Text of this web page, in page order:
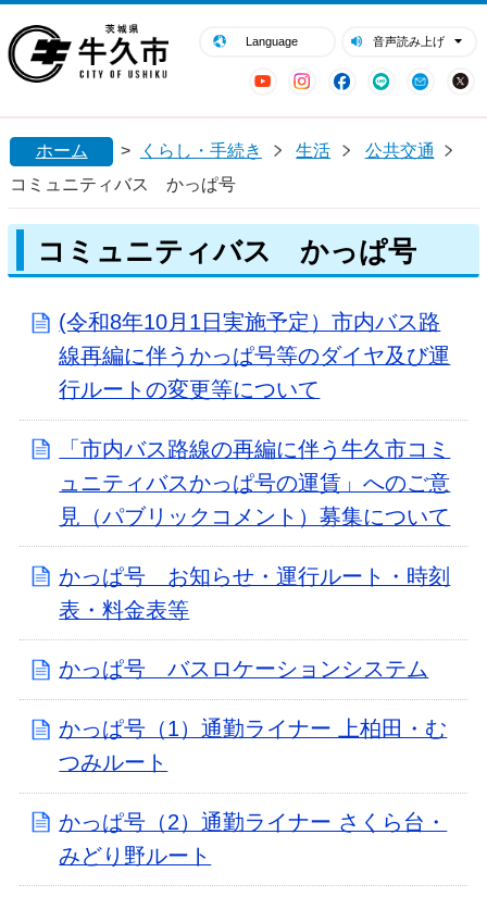
Language 音声読み上げ
YouTubeInstagram
Facebook
LINE Mail
閉じる
ホーム > くらし・手続き 生活
公共交通
コミュニティバス かっぱ号
コミュニティバス かっぱ号
(令和8年10月1日実施予定）市内バス路
線再編に伴うかっぱ号等のダイヤ及び運
行ルートの変更等について
「市内バス路線の再編に伴う牛久市コミ
ュニティバスかっぱ号の運賃」へのご意
見（パブリックコメント）募集について
かっぱ号 お知らせ・運行ルート・時刻
表・料金表等
かっぱ号 バスロケーションシステム
かっぱ号（1）通勤ライナー 上柏田・む
つみルート
かっぱ号（2）通勤ライナー さくら台・
みどり野ルート